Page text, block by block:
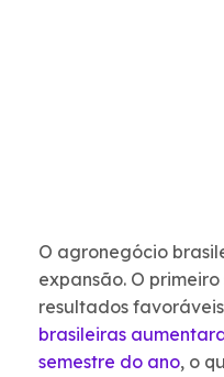
O agronegócio
expansão. O
resultados
brasileiras
semestre do ano, o